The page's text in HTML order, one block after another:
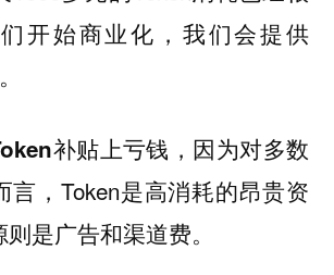
开始商业化，我们会提供
补贴上亏钱 ，因为对多数
言，Token是高消耗的昂贵资
是广告和渠道费。